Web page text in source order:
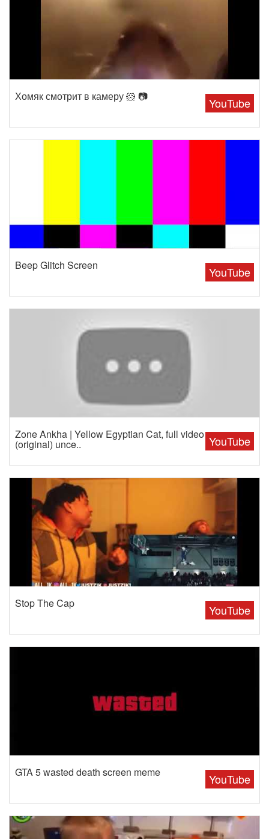
YouTube
Хомяк смотрит в камеру 🐹 📷
YouTube
Beep Glitch Screen
YouTube
Zone Ankha | Yellow Egyptian Cat, full video
(original) unce..
YouTube
Stop The Cap
YouTube
GTA 5 wasted death screen meme